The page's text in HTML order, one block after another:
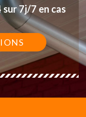
7j/7 en cas